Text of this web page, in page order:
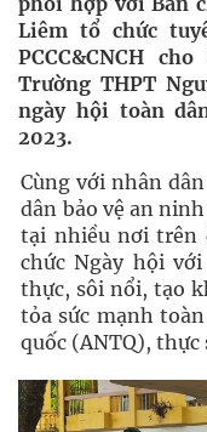
Liêm tổ chức
PCCC&CNCH
Trường THPT
ngày hội toàn
2023.
Cùng với nhân
dân bảo vệ an
tại nhiều nơi trên
chức Ngày hội
thực, sôi nổi, tạo
tỏa sức mạnh
quốc (ANTQ), thực